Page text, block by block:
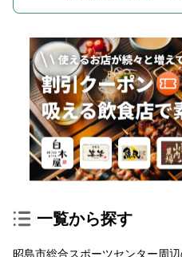
一覧から探す
昭島市総合スポーツセンター周